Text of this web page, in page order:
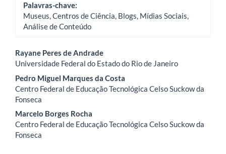
Palavras-chave:
Museus, Centros de Ciência, Blogs, Mídias Sociais,
Análise de Conteúdo
Conteúdo
do
artigo
principal
Rayane Peres de Andrade
Universidade Federal do Estado do Rio de Janeiro
Pedro Miguel Marques da Costa
Centro Federal de Educação Tecnológica Celso Suckow da
Fonseca
Marcelo Borges Rocha
Centro Federal de Educação Tecnológica Celso Suckow da
Fonseca